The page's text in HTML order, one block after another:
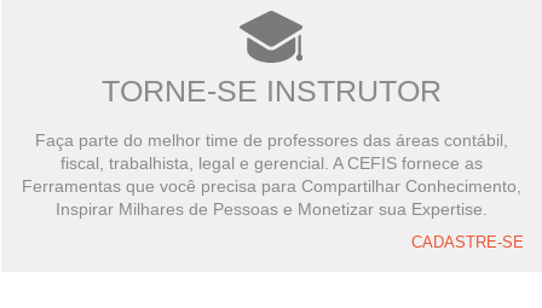
TORNE-SE INSTRUTOR
Faça parte do melhor time de professores das áreas contábil,
fiscal, trabalhista, legal e gerencial. A CEFIS fornece as
Ferramentas que você precisa para Compartilhar Conhecimento,
Inspirar Milhares de Pessoas e Monetizar sua Expertise.
CADASTRE-SE